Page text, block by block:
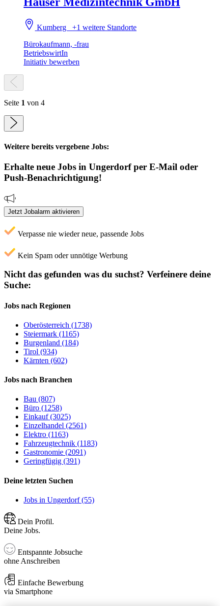
Kumberg+1 weitere Standorte
Bürokaufmann, -frau
BetriebswirtIn
Initiativ bewerben
Seite 1 von 4
Weitere bereits vergebene Jobs:
Erhalte neue Jobs in Ungerdorfper E-Mail oder
Push-Benachrichtigung!
Jetzt Jobalarm aktivieren
Verpasse nie wieder neue, passende Jobs
Kein Spam oder unnötige Werbung
Nicht das gefunden was du suchst? Verfeinere deine
Suche:
Jobs nach Regionen
Oberösterreich (1738)
Steiermark (1165)
Burgenland (184)
Tirol (934)
Kärnten (602)
Jobs nach Branchen
Bau (807)
Büro (1258)
Einkauf (3025)
Einzelhandel (2561)
Elektro (1163)
Fahrzeugtechnik (1183)
Gastronomie (2091)
Geringfügig (391)
Deine letzten Suchen
Jobs in Ungerdorf (55)
Dein Profil.
Deine Jobs.
Entspannte Jobsuche
ohne Anschreiben
Einfache Bewerbung
via Smartphone